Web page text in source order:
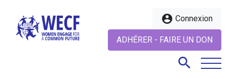
account_circle Connexion
ADHÉRER - FAIRE UN DON
search